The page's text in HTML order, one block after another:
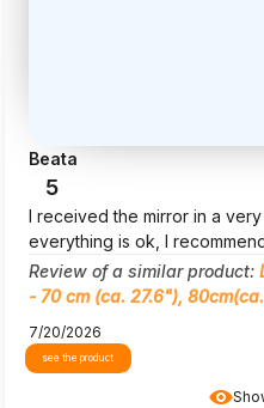
Beata
5
I received the mirror in a
everything is ok, I
Review of a similar product:
- 70 cm (ca. 27.6"),
7/20/2026
see the product